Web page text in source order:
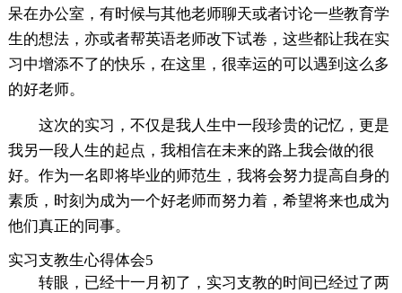
呆在办公室，有时候与其他老师聊天或者讨论一些教育学
生的想法，亦或者帮英语老师改下试卷，这些都让我在实
习中增添不了的快乐，在这里，很幸运的可以遇到这么多
的好老师。
这次的实习，不仅是我人生中一段珍贵的记忆，更是
我另一段人生的起点，我相信在未来的路上我会做的很
好。作为一名即将毕业的师范生，我将会努力提高自身的
素质，时刻为成为一个好老师而努力着，希望将来也成为
他们真正的同事。
实习支教生心得体会5
转眼，已经十一月初了，实习支教的时间已经过了两